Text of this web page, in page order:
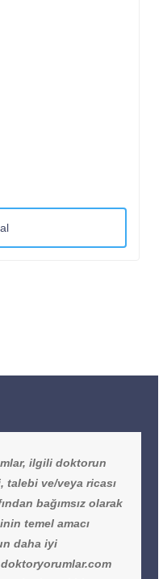
ilgili doktorun
talebi ve/veya ricası
bağımsız olarak
temel amacı
daha iyi